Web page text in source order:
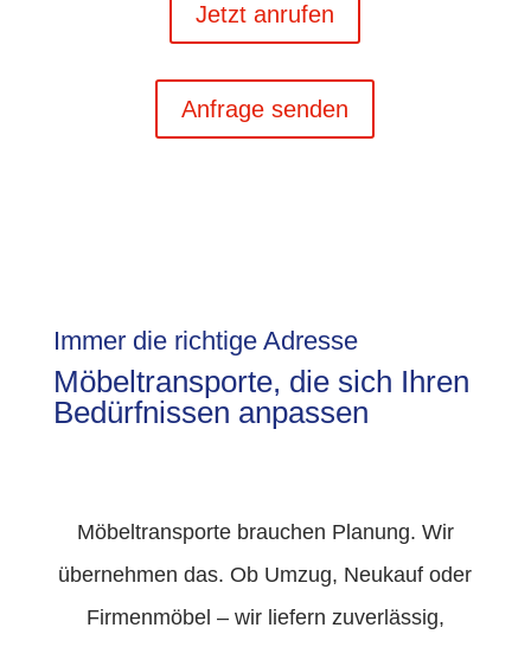
Jetzt anrufen
Anfrage senden
Immer die richtige Adresse
Möbeltransporte, die sich Ihren
Bedürfnissen anpassen
Möbeltransporte brauchen Planung. Wir
übernehmen das. Ob Umzug, Neukauf oder
Firmenmöbel – wir liefern zuverlässig,